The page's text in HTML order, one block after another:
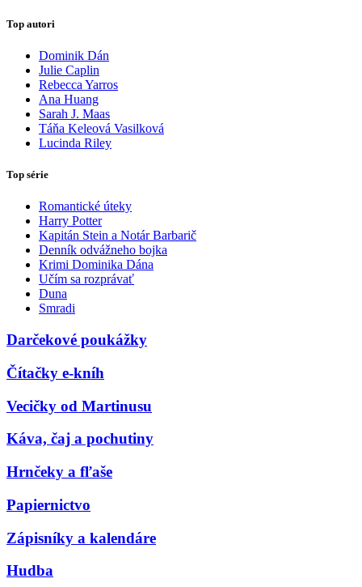
Top autori
Dominik Dán
Julie Caplin
Rebecca Yarros
Ana Huang
Sarah J. Maas
Táňa Keleová Vasilková
Lucinda Riley
Top série
Romantické úteky
Harry Potter
Kapitán Stein a Notár Barbarič
Denník odvážneho bojka
Krimi Dominika Dána
Učím sa rozprávať
Duna
Smradi
Darčekové poukážky
Čítačky e-kníh
Vecičky od Martinusu
Káva, čaj a pochutiny
Hrnčeky a fľaše
Papiernictvo
Zápisníky a kalendáre
Hudba